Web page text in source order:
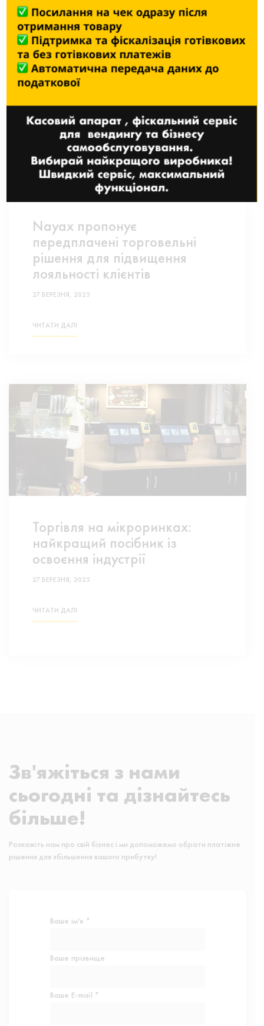
27 БЕРЕЗНЯ, 2025
ЧИТАТИ ДАЛІ
Nayax пропонує
передплачені торговельні
рішення для підвищення
лояльності клієнтів
27 БЕРЕЗНЯ, 2025
ЧИТАТИ ДАЛІ
Торгівля на мікроринках:
найкращий посібник із
освоєння індустрії
27 БЕРЕЗНЯ, 2025
ЧИТАТИ ДАЛІ
Зв'яжіться з нами
сьогодні та дізнайтесь
більше!
Розкажіть нам про свій бізнес і ми допоможемо обрати платіжне
рішення для збільшення вашого прибутку!
Ваше ім'я *
Ваше прізвище
Ваше E-mail *